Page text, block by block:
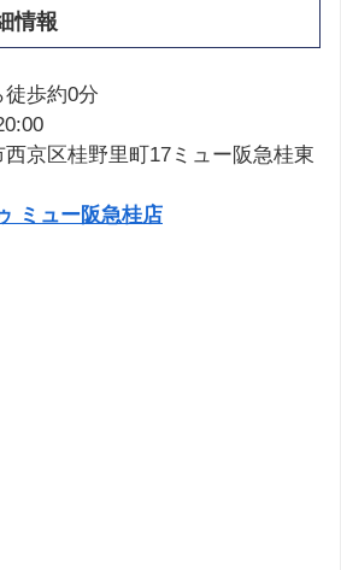
情報
歩約0分
京区桂野里町17ミュー阪急桂東
ミュー阪急桂店